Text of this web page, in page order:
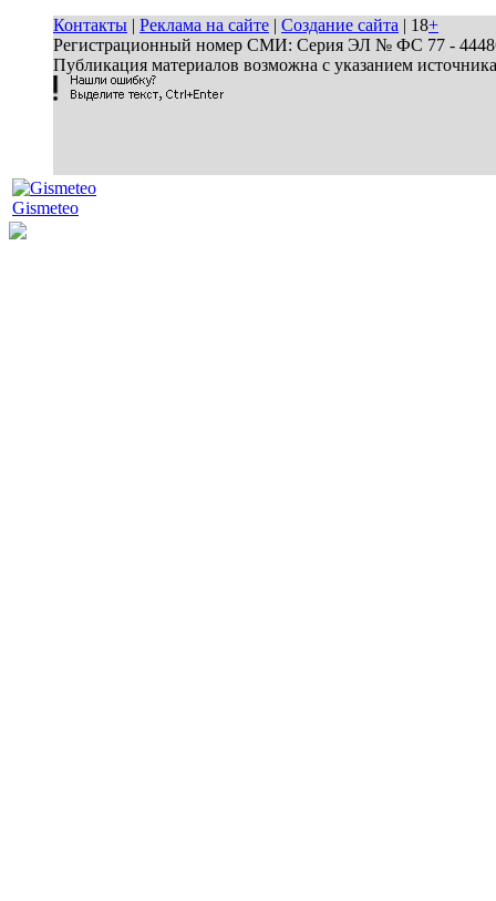
Контакты | Реклама на сайте | Создание сайта | 18+
Регистрационный номер СМИ: Серия ЭЛ № ФС 77 - 44486
Публикация материалов возможна с указанием
Gismeteo